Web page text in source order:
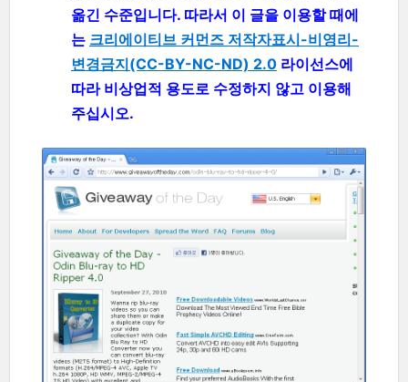
옮긴 수준입니다. 따라서 이 글을 이용할 때에
는 크리에이티브 커먼즈 저작자표시-비영리-
변경금지(CC-BY-NC-ND) 2.0 라이선스에
따라 비상업적 용도로 수정하지 않고 이용해
주십시오.